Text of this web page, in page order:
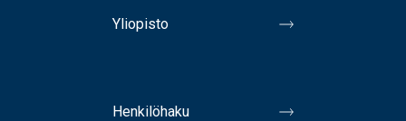
Yliopisto
Henkilöhaku